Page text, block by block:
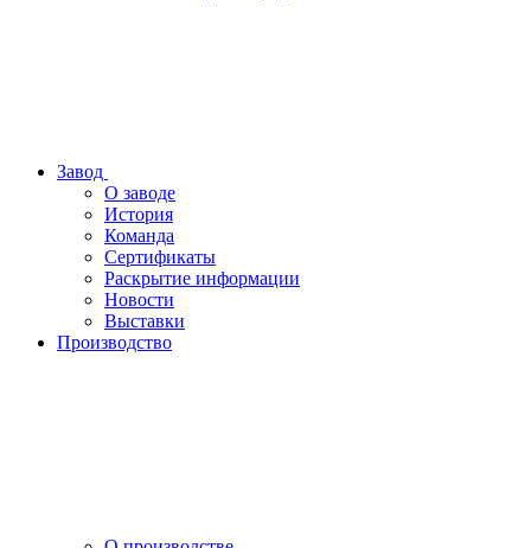
Завод
О заводе
История
Команда
Сертификаты
Раскрытие информации
Новости
Выставки
Производство